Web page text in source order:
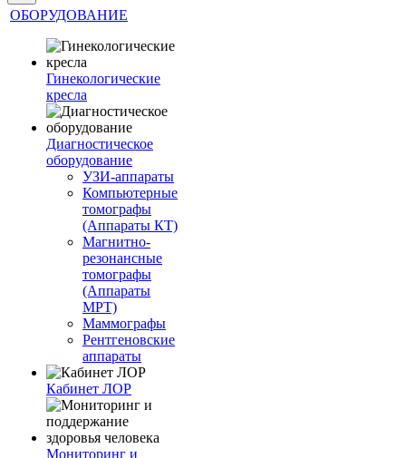
ОБОРУДОВАНИЕ
Гинекологические
кресла
Диагностическое
оборудование
УЗИ-аппараты
Компьютерные
томографы
(Аппараты КТ)
Магнитно-
резонансные
томографы
(Аппараты
МРТ)
Маммографы
Рентгеновские
аппараты
Кабинет ЛОР
Мониторинг и